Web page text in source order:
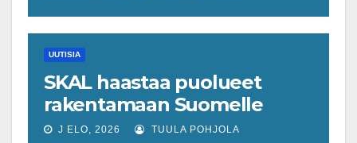
UUTISIA
SKAL haastaa puolueet
rakentamaan Suomelle
logistiikan
J ELO, 2026 TUULA POHJOLA